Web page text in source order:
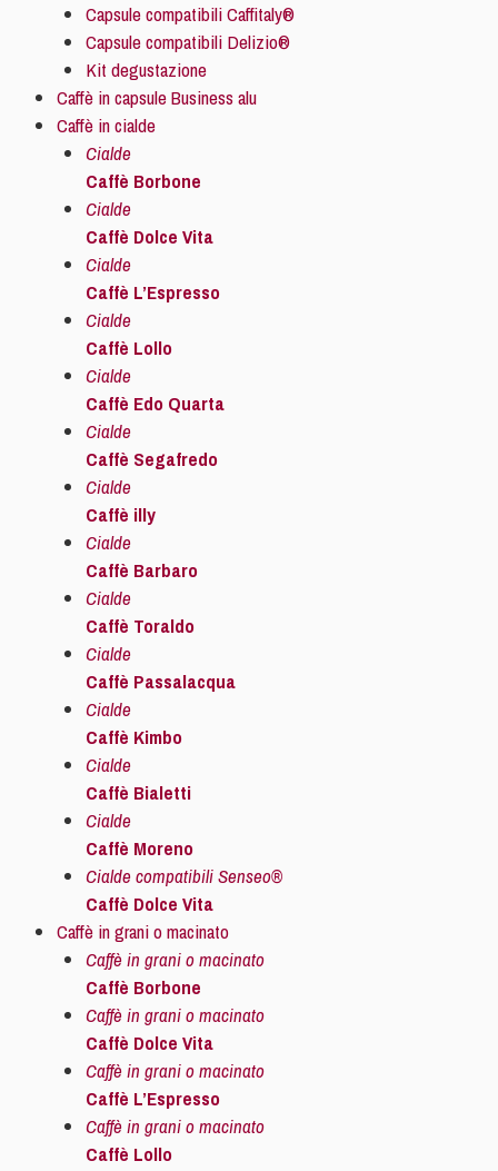
Capsule compatibili Caffitaly®
Capsule compatibili Delizio®
Kit degustazione
Caffè in capsule Business alu
Caffè in cialde
Cialde
Caffè Borbone
Cialde
Caffè Dolce Vita
Cialde
Caffè L’Espresso
Cialde
Caffè Lollo
Cialde
Caffè Edo Quarta
Cialde
Caffè Segafredo
Cialde
Caffè illy
Cialde
Caffè Barbaro
Cialde
Caffè Toraldo
Cialde
Caffè Passalacqua
Cialde
Caffè Kimbo
Cialde
Caffè Bialetti
Cialde
Caffè Moreno
Cialde compatibili Senseo®
Caffè Dolce Vita
Caffè in grani o macinato
Caffè in grani o macinato
Caffè Borbone
Caffè in grani o macinato
Caffè Dolce Vita
Caffè in grani o macinato
Caffè L’Espresso
Caffè in grani o macinato
Caffè Lollo